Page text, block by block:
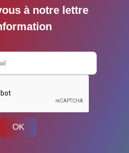
à notre lettre
OK